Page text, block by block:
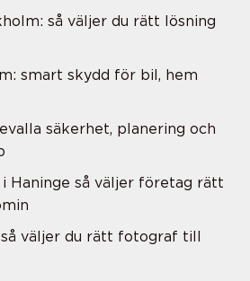
så väljer du rätt lösning
smart skydd för bil, hem
säkerhet, planering och
i Haninge så väljer företag rätt
väljer du rätt fotograf till